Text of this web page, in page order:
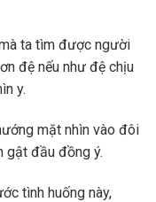
ta tìm được người
đệ nếu như đệ chịu
y.
mặt nhìn vào đôi
gật đầu đồng ý.
tình huống này,